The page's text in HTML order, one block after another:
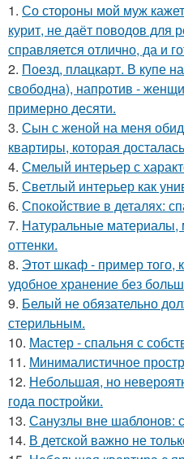
1. Со стороны мой муж
курит, не даёт поводов для
справляется отлично, да и
2. Поезд, плацкарт. В купе
свободна), напротив -
примерно десяти.
3. Сын с женой на меня
квартиры, которая
4. Смелый интерьер с
5. Светлый интерьер как
6. Спокойствие в деталях:
7. Натуральные материалы,
оттенки.
8. Этот шкаф - пример того,
удобное хранение без
9. Белый не обязательно
стерильным.
10. Мастер - спальня с
11. Минималистичное
12. Небольшая, но
года постройки.
13. Санузлы вне шаблонов:
14. В детской важно не